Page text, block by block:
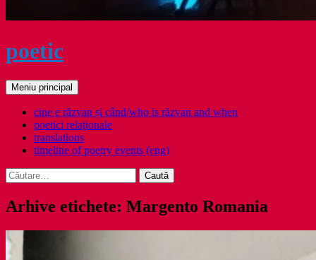
poetic
Caută
Meniu principal
cine e răzvan și când/who is răzvan and when
poetici relaţionale
translations
timeline of poetry events (eng)
Caută
după:
Arhive etichete: Margento Romania